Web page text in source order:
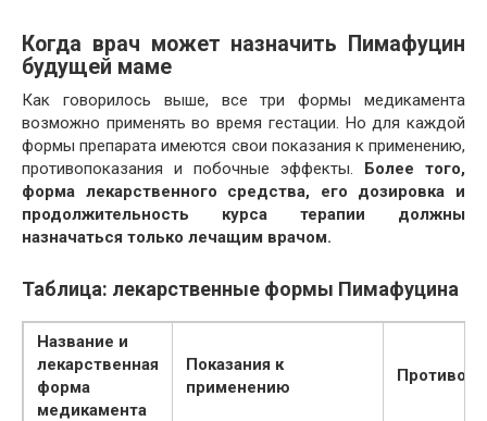
Когда врач может назначить Пимафуцин
будущей маме
Как говорилось выше, все три формы медикамента
возможно применять во время гестации. Но для каждой
формы препарата имеются свои показания к применению,
противопоказания и побочные эффекты. Более того,
форма лекарственного средства, его дозировка и
продолжительность курса терапии должны
назначаться только лечащим врачом.
Таблица: лекарственные формы Пимафуцина
Название и
лекарственная
форма
медикамента
Показания к
применению